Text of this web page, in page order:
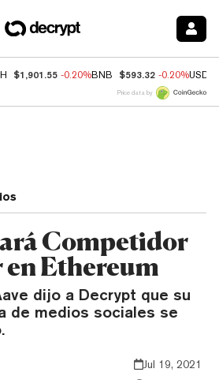
$1,901.55 -0.20%BNB $593.32 -0.20%USDC
Price data by
Competidor
Ethereum
dijo a Decrypt que su
de medios sociales se
Jul 19, 2021